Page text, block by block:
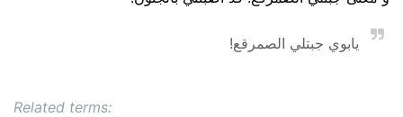
يابوي جبتلي الصمرقع!
Related terms: